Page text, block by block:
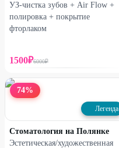
УЗ-чистка зубов + Air Flow +
полировка + покрытие
фторлаком
1500₽6000₽
74%
Легенда
Стоматология на Полянке
Эстетическая/художественная